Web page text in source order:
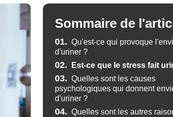
Sommaire de
01. Qu'est-ce qui provoque
d'uriner ?
02. Est-ce que le stress fait
03. Quelles sont les causes
psychologiques qui donnent
d'uriner ?
04. Quelles sont les autres